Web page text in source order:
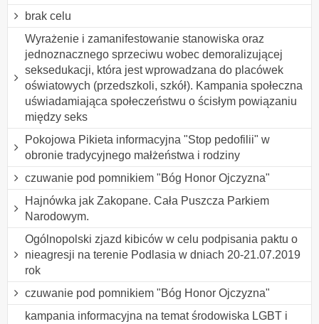
brak celu
Wyrażenie i zamanifestowanie stanowiska oraz
jednoznacznego sprzeciwu wobec demoralizującej
seksedukacji, która jest wprowadzana do placówek
oświatowych (przedszkoli, szkół). Kampania społeczna
uświadamiająca społeczeństwu o ścisłym powiązaniu
między seks
Pokojowa Pikieta informacyjna "Stop pedofilii" w
obronie tradycyjnego małżeństwa i rodziny
czuwanie pod pomnikiem "Bóg Honor Ojczyzna"
Hajnówka jak Zakopane. Cała Puszcza Parkiem
Narodowym.
Ogólnopolski zjazd kibiców w celu podpisania paktu o
nieagresji na terenie Podlasia w dniach 20-21.07.2019
rok
czuwanie pod pomnikiem "Bóg Honor Ojczyzna"
kampania informacyjna na temat środowiska LGBT i